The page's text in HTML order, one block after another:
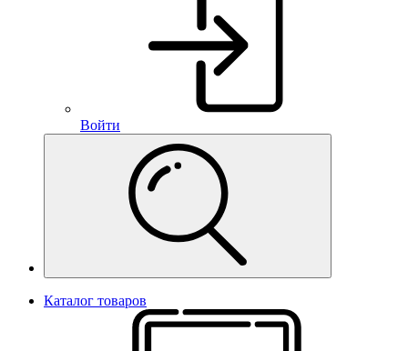
Войти
Каталог товаров